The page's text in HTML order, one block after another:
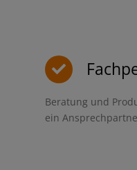
Beratung und
ein